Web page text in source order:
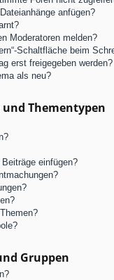
anfügen?
Moderatoren melden?
Schaltfläche beim
erst freigegeben werden?
als neu?
Thementypen
einfügen?
Gruppen